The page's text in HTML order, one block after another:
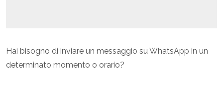
Hai bisogno di inviare un messaggio su WhatsApp in un
determinato momento o orario?